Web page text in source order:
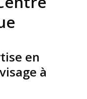
en
à